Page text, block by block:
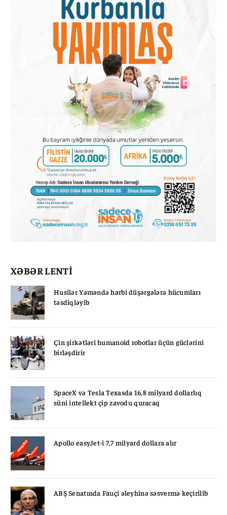
XƏBƏR LENTİ
Husilər Yəməndə hərbi düşərgələrə hücumları
təsdiqləyib
Çin şirkətləri humanoid robotlar üçün güclərini
birləşdirir
SpaceX və Tesla Texasda 16,8 milyard dollarlıq
süni intellekt çip zavodu quracaq
Apollo easyJet-i 7,7 milyard dollara alır
ABŞ Senatında Fauçi əleyhinə səsvermə keçirilib